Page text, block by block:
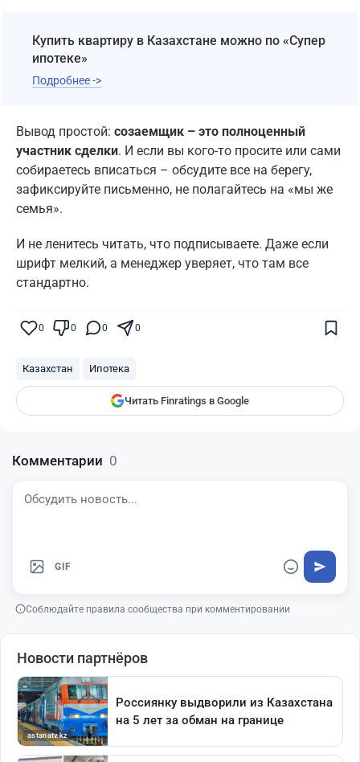
Купить квартиру в Казахстане можно по «Супер
ипотеке»
Подробнее ->
Вывод простой: созаемщик – это полноценный
участник сделки. И если вы кого-то просите или сами
собираетесь вписаться – обсудите все на берегу,
зафиксируйте письменно, не полагайтесь на «мы же
семья».
И не ленитесь читать, что подписываете. Даже если
шрифт мелкий, а менеджер уверяет, что там все
стандартно.
0 0 0 0
Казахстан Ипотека
Читать Finratings в Google
показываться вам
Комментарии 0
GIF
Соблюдайте правила сообщества при комментировании